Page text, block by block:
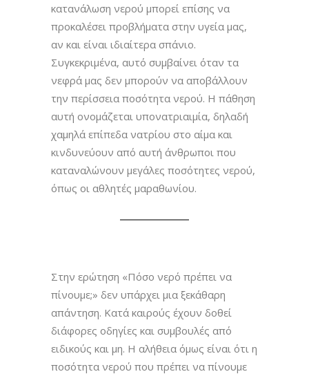
κατανάλωση νερού μπορεί επίσης να
προκαλέσει προβλήματα στην υγεία μας,
αν και είναι ιδιαίτερα σπάνιο.
Συγκεκριμένα, αυτό συμβαίνει όταν τα
νεφρά μας δεν μπορούν να αποβάλλουν
την περίσσεια ποσότητα νερού. Η πάθηση
αυτή ονομάζεται υπονατριαιμία, δηλαδή
χαμηλά επίπεδα νατρίου στο αίμα και
κινδυνεύουν από αυτή άνθρωποι που
καταναλώνουν μεγάλες ποσότητες νερού,
όπως οι αθλητές μαραθωνίου.
Στην ερώτηση «Πόσο νερό πρέπει να
πίνουμε;» δεν υπάρχει μια ξεκάθαρη
απάντηση. Κατά καιρούς έχουν δοθεί
διάφορες οδηγίες και συμβουλές από
ειδικούς και μη. Η αλήθεια όμως είναι ότι η
ποσότητα νερού που πρέπει να πίνουμε